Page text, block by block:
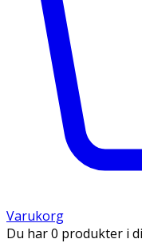
Varukorg
Du har 0 produkter i